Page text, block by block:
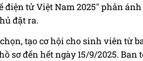
điện tử Việt Nam 2025" phản
đặt ra.
tạo cơ hội cho sinh viên từ
sơ đến hết ngày 15/9/2025.